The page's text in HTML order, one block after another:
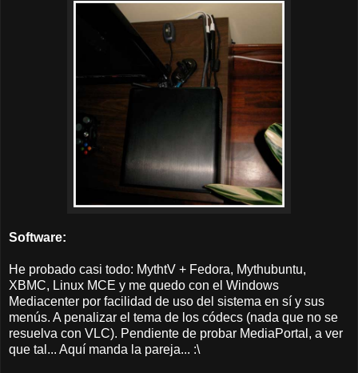
Software:
He probado casi todo: MythtV + Fedora, Mythubuntu,
XBMC, Linux MCE y me quedo con el Windows
Mediacenter por facilidad de uso del sistema en sí y sus
menús. A penalizar el tema de los códecs (nada que no se
resuelva con VLC). Pendiente de probar MediaPortal, a ver
que tal... Aquí manda la pareja... :\